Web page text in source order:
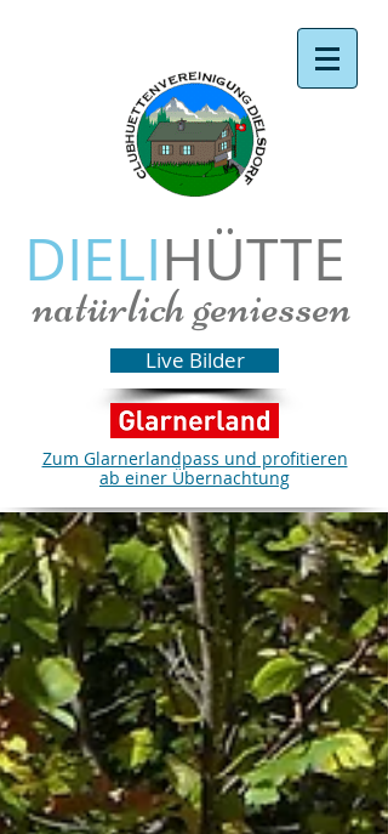
DIELIHÜTTE
natürlich geniessen
Live Bilder
Zum Glarnerlandpass und profitieren
ab einer Übernachtung